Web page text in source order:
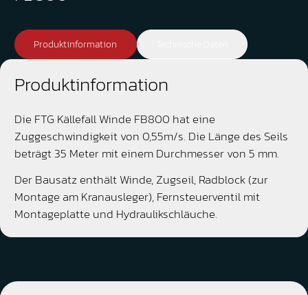
Produktinformation
Produktinformation
Die FTG Källefall Winde FB800 hat eine
Zuggeschwindigkeit von 0,55m/s. Die Länge des Seils
beträgt 35 Meter mit einem Durchmesser von 5 mm.
Der Bausatz enthält Winde, Zugseil, Radblock (zur
Montage am Kranausleger), Fernsteuerventil mit
Montageplatte und Hydraulikschläuche.